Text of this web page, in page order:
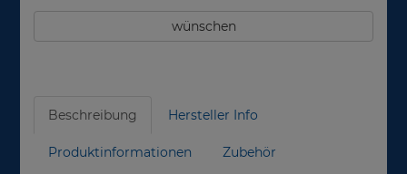
wünschen
Beschreibung Hersteller Info
Produktinformationen Zubehör